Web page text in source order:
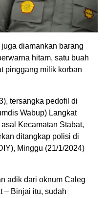
diamankan barang
hitam, satu buah
pinggang milik korban
tersangka pedofil di
Wabup) Langkat
Kecamatan Stabat,
ditangkap polisi di
Minggu (21/1/2024)
adik dari oknum Caleg
– Binjai itu, sudah